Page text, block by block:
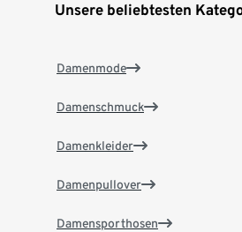
Unsere beliebtesten
Damenmode
Damenschmuck
Damenkleider
Damenpullover
Damensporthosen